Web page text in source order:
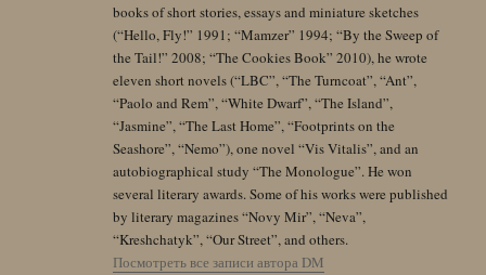
books of short stories, essays and miniature sketches
(“Hello, Fly!” 1991; “Mamzer” 1994; “By the Sweep of
the Tail!” 2008; “The Cookies Book” 2010), he wrote
eleven short novels (“LBC”, “The Turncoat”, “Ant”,
“Paolo and Rem”, “White Dwarf”, “The Island”,
“Jasmine”, “The Last Home”, “Footprints on the
Seashore”, “Nemo”), one novel “Vis Vitalis”, and an
autobiographical study “The Monologue”. He won
several literary awards. Some of his works were published
by literary magazines “Novy Mir”, “Neva”,
“Kreshchatyk”, “Our Street”, and others.
Посмотреть все записи автора DM